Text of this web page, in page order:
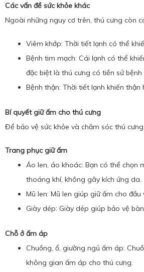
Các vấn đề sức khỏe khác
Ngoài những nguy cơ trên, thú cưng còn
Viêm khớp: Thời tiết lạnh có thể
Bệnh tim mạch: Cái lạnh có thể
đặc biệt là thú cưng có tiền sử bệnh
Bệnh thận: Thời tiết lạnh khiến
Bí quyết giữ ấm cho thú cưng
Để bảo vệ sức khỏe và chăm sóc thú
Trang phục giữ ấm
Áo len, áo khoác: Bạn có thể chọn
thoáng khí, không gây kích ứng da.
Mũ len: Mũ len giúp giữ ấm cho
Giày dép: Giày dép giúp bảo vệ
Chỗ ở ấm áp
Chuồng, ổ, giường ngủ ấm áp:
không gian ấm áp cho thú cưng.